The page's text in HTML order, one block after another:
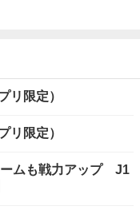
リ限定）
リ限定）
ムも戦力アップ J1